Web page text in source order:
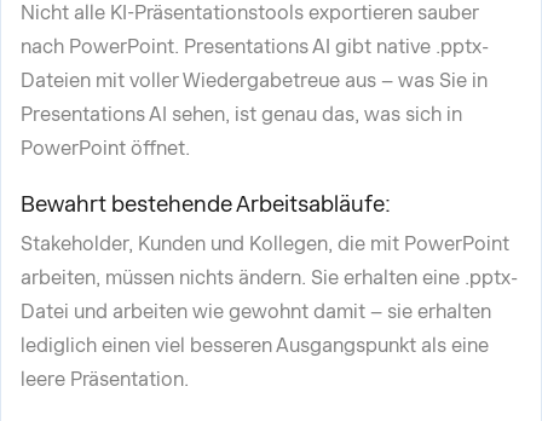
Nicht alle KI-Präsentationstools exportieren sauber
nach PowerPoint. Presentations AI gibt native .pptx-
Dateien mit voller Wiedergabetreue aus – was Sie in
Presentations AI sehen, ist genau das, was sich in
PowerPoint öffnet.
Bewahrt bestehende Arbeitsabläufe:
Stakeholder, Kunden und Kollegen, die mit PowerPoint
arbeiten, müssen nichts ändern. Sie erhalten eine .pptx-
Datei und arbeiten wie gewohnt damit – sie erhalten
lediglich einen viel besseren Ausgangspunkt als eine
leere Präsentation.